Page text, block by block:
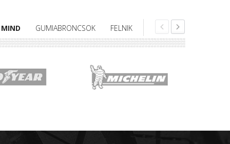
MIND GUMIABRONCSOK FELNIK